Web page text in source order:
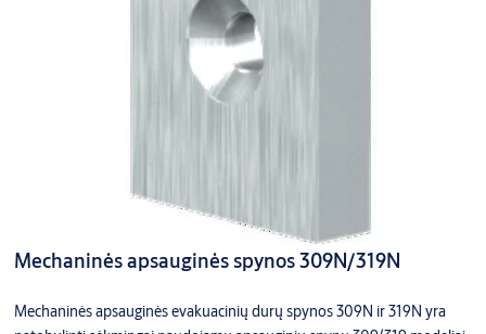
Mechaninės apsauginės spynos 309N/319N
Mechaninės apsauginės evakuacinių durų spynos 309N ir 319N yra